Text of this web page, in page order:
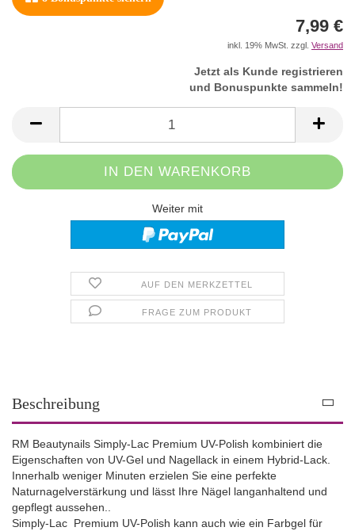
7,99 €
inkl. 19% MwSt. zzgl. Versand
Jetzt als Kunde registrieren
und Bonuspunkte sammeln!
Weiter mit
AUF DEN MERKZETTEL
FRAGE ZUM PRODUKT
Beschreibung
RM Beautynails Simply-Lac Premium UV-Polish kombiniert die
Eigenschaften von UV-Gel und Nagellack in einem Hybrid-Lack.
Innerhalb weniger Minuten erzielen Sie eine perfekte
Naturnagelverstärkung und lässt Ihre Nägel langanhaltend und
gepflegt aussehen..
Simply-Lac Premium UV-Polish kann auch wie ein Farbgel für